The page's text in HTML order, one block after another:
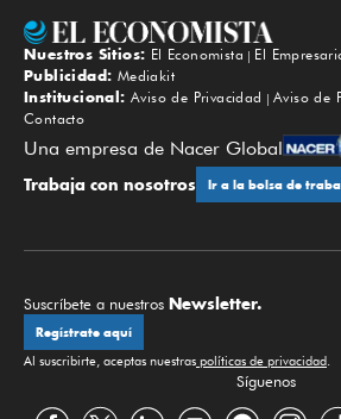
Nuestros Sitios: El Economista El
Publicidad: Mediakit
Institucional: Aviso de Privacidad
Aviso de
Contacto
Una empresa de Nacer Global
Trabaja con nosotros Ir a la bolsa de
Suscríbete a nuestros Newsletter.
Regístrate aquí
Al suscribirte, aceptas nuestras políticas de privacidad.
Síguenos